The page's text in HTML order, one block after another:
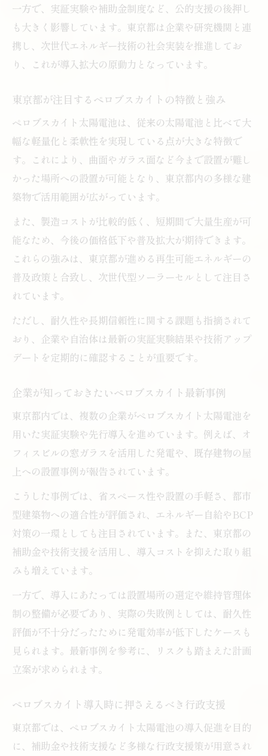
報
ペロブスカイト太陽電池の実用化は東京都でど
う進む
ジュール
実用化時期を左右する技術的課題と解決策
ペロブスカイト実用化へ向けた東京都の支
援体制
企業が注目すべき実用化事例と導入ポイン
ト
補助金活用を目指すならペロブスカイト最新情
報をチェック
ペロブスカイト導入時の東京都補助金制度
の概要
補助金活用でペロブスカイト導入コストを
削減
申請前に確認したいペロブスカイト補助条
ペロブスカイト補助金の最新申請スケジュ
ール
企業向けペロブスカイト補助金活用事例紹
介
東京都における実証実験の進展と導入時期の展
望
ペロブスカイト実証実験の東京都での進捗
状況
実証実験結果が示すペロブスカイトの可能
性
導入時期を見極めるための最新データ分析
ペロブスカイト導入計画と実証実験の関係
性
東京都内企業が実証実験から得た知見とは
ペロブスカイトで実現する未来の太陽光発電
能性
太陽光発電の未来像とペロブスカイトの役
割
一方で、実証実験や補助金制度など、公的支援の後押し
も大きく影響しています。東京都は企業や研究機関と連
携し、次世代エネルギー技術の社会実装を推進してお
り、これが導入拡大の原動力となっています。
東京都が注目するペロブスカイトの特徴と強み
ペロブスカイト太陽電池は、従来の太陽電池と比べて大
幅な軽量化と柔軟性を実現している点が大きな特徴で
す。これにより、曲面やガラス面など今まで設置が難し
かった場所への設置が可能となり、東京都内の多様な建
築物で活用範囲が広がっています。
また、製造コストが比較的低く、短期間で大量生産が可
能なため、今後の価格低下や普及拡大が期待できます。
これらの強みは、東京都が進める再生可能エネルギーの
普及政策と合致し、次世代型ソーラーセルとして注目さ
れています。
ただし、耐久性や長期信頼性に関する課題も指摘されて
おり、企業や自治体は最新の実証実験結果や技術アップ
デートを定期的に確認することが重要です。
企業が知っておきたいペロブスカイト最新事例
東京都内では、複数の企業がペロブスカイト太陽電池を
用いた実証実験や先行導入を進めています。例えば、オ
フィスビルの窓ガラスを活用した発電や、既存建物の屋
上への設置事例が報告されています。
こうした事例では、省スペース性や設置の手軽さ、都市
型建築物への適合性が評価され、エネルギー自給やBCP
対策の一環としても注目されています。また、東京都の
補助金や技術支援を活用し、導入コストを抑えた取り組
みも増えています。
一方で、導入にあたっては設置場所の選定や維持管理体
制の整備が必要であり、実際の失敗例としては、耐久性
評価が不十分だったために発電効率が低下したケースも
見られます。最新事例を参考に、リスクも踏まえた計画
立案が求められます。
ペロブスカイト導入時に押さえるべき行政支援
東京都では、ペロブスカイト太陽電池の導入促進を目的
に、補助金や技術支援など多様な行政支援策が用意され